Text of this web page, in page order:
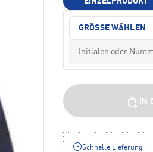
GRÖSSE WÄHLEN
IN
Schnelle Lieferung